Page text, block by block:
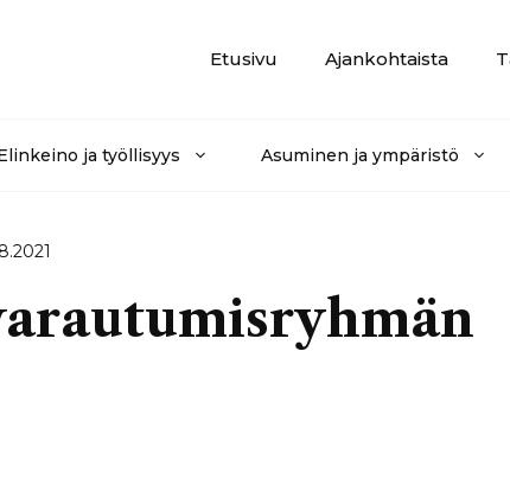
Etusivu
Ajankohtaista
ja työllisyys Asuminen ja ympäristö